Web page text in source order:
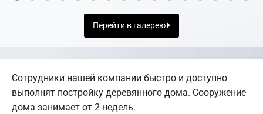
Перейти в галерею
Сотрудники нашей компании быстро и доступно
выполнят постройку деревянного дома. Сооружение
дома занимает от 2 недель.